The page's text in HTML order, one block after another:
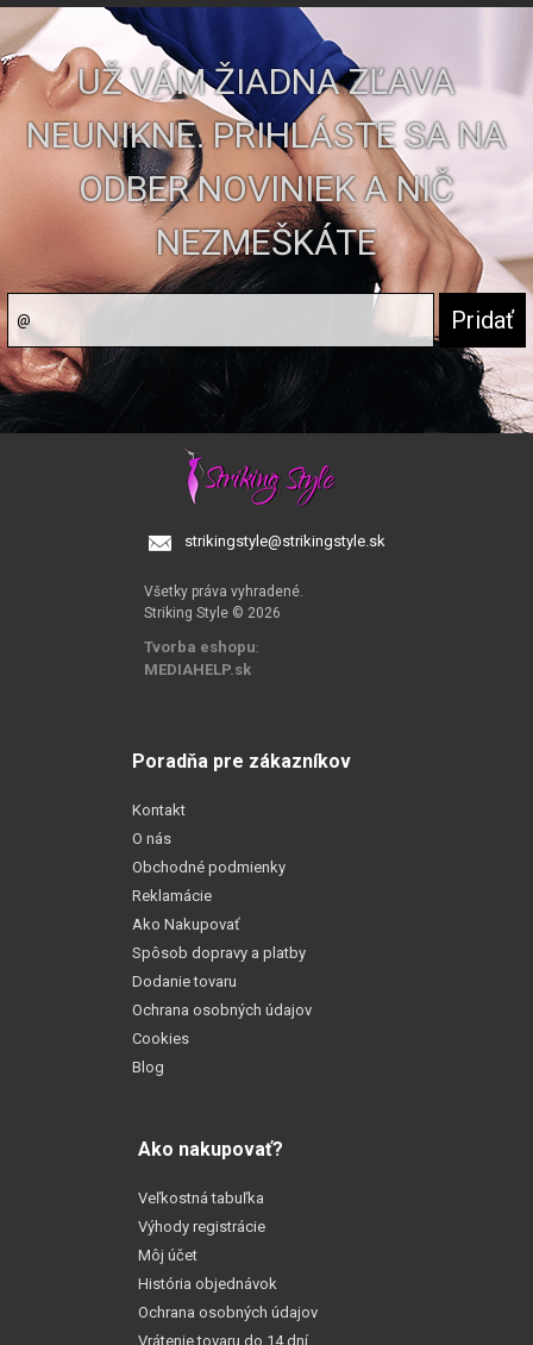
UŽ VÁM ŽIADNA ZĽAVA
NEUNIKNE. PRIHLÁSTE SA NA
ODBER NOVINIEK A NIČ
NEZMEŠKÁTE
strikingstyle@strikingstyle.sk
Všetky práva vyhradené.
Striking Style © 2026
Tvorba eshopu:
MEDIAHELP.sk
Poradňa pre zákazníkov
Kontakt
O nás
Obchodné podmienky
Reklamácie
Ako Nakupovať
Spôsob dopravy a platby
Dodanie tovaru
Ochrana osobných údajov
Cookies
Blog
Ako nakupovať?
Veľkostná tabuľka
Výhody registrácie
Môj účet
História objednávok
Ochrana osobných údajov
Vrátenie tovaru do 14 dní